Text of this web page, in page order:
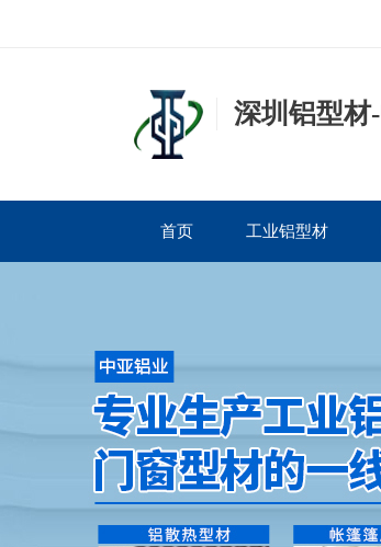
深圳铝型材
首页 工业铝型材